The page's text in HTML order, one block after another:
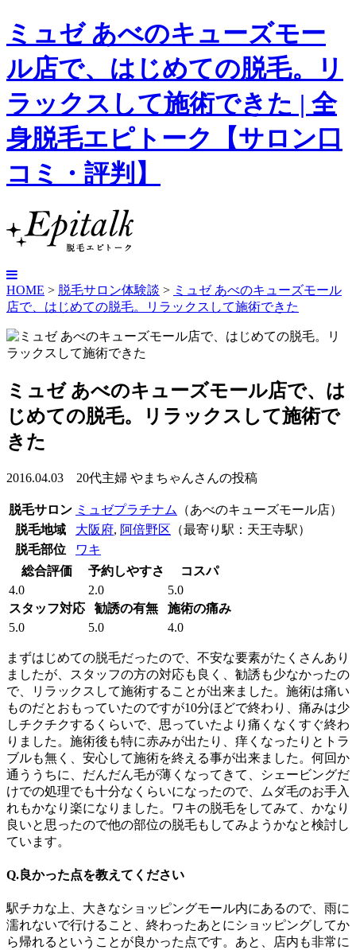
ミュゼ あべのキューズモー
ル店で、はじめての脱毛。リ
ラックスして施術できた | 全
身脱毛エピトーク【サロン口
コミ・評判】
HOME > 脱毛サロン体験談 > ミュゼ あべのキューズモール
店で、はじめての脱毛。リラックスして施術できた
ミュゼ あべのキューズモール店で、は
じめての脱毛。リラックスして施術で
きた
2016.04.03 20代主婦 やまちゃんさんの投稿
脱毛サロン ミュゼプラチナム
（あべのキューズモール店）
脱毛地域
大阪府, 阿倍野区 （最寄り駅：天王寺駅）
脱毛部位
ワキ
総合評価
予約しやすさ
コスパ
4.0
2.0
5.0
スタッフ対応
勧誘の有無
施術の痛み
5.0
5.0 4.0
まずはじめての脱毛だったので、不安な要素がたくさんあり
ましたが、スタッフの方の対応も良く、勧誘も少なかったの
で、リラックスして施術することが出来ました。施術は痛い
ものだとおもっていたのですが10分ほどで終わり、痛みは少
しチクチクするくらいで、思っていたより痛くなくすぐ終わ
りました。施術後も特に赤みが出たり、痒くなったりとトラ
ブルも無く、安心して施術を終える事が出来ました。何回か
通ううちに、だんだん毛が薄くなってきて、シェービングだ
けでの処理でも十分なくらいになったので、ムダ毛のお手入
れもかなり楽になりました。ワキの脱毛をしてみて、かなり
良いと思ったので他の部位の脱毛もしてみようかなと検討し
ています。
Q.良かった点を教えてください
駅チカな上、大きなショッピングモール内にあるので、雨に
濡れないで行けること、終わったあとにショッピングしてか
ら帰れるということが良かった点です。あと、店内も非常に